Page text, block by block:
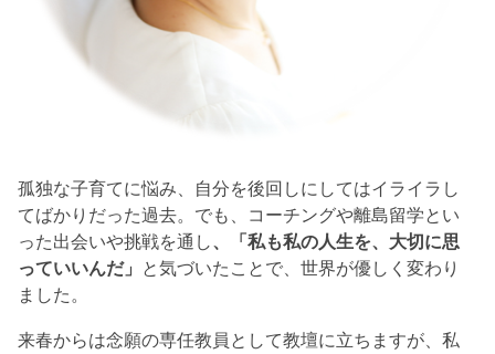
孤独な子育てに悩み、自分を後回しにしてはイライラし
てばかりだった過去。でも、コーチングや離島留学とい
った出会いや挑戦を通し、「私も私の人生を、大切に思
っていいんだ」 と気づいたことで、世界が優しく変わり
ました。
来春からは念願の専任教員として教壇に立ちますが、私